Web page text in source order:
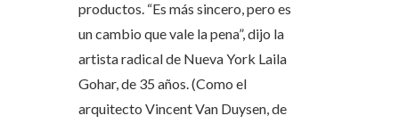
productos. “Es más sincero, pero es
un cambio que vale la pena”, dijo la
artista radical de Nueva York Laila
Gohar, de 35 años. (Como el
arquitecto Vincent Van Duysen, de